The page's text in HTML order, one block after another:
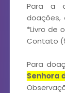
Para a
doações,
*Livro de
Contato
Para
Senhora